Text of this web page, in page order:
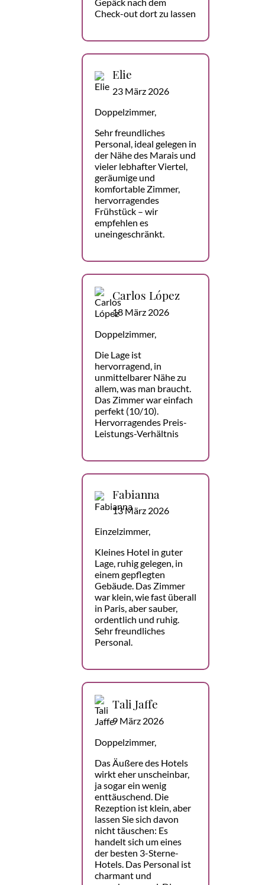
Check-out dort zu lassen
Elie
23 März 2026
Doppelzimmer,
Sehr freundliches
Personal, ideal gelegen in
der Nähe des Marais und
vieler lebhafter Viertel,
geräumige und
komfortable Zimmer,
hervorragendes
Frühstück – wir
empfehlen es
uneingeschränkt.
Carlos López
18 März 2026
Doppelzimmer,
Die Lage ist
hervorragend, in
unmittelbarer Nähe zu
allem, was man braucht.
Das Zimmer war einfach
perfekt (10/10).
Hervorragendes Preis-
Leistungs-Verhältnis
Fabianna
13 März 2026
Einzelzimmer,
Kleines Hotel in guter
Lage, ruhig gelegen, in
einem gepflegten
Gebäude. Das Zimmer
war klein, wie fast überall
in Paris, aber sauber,
ordentlich und ruhig.
Sehr freundliches
Personal.
Tali Jaffe
9 März 2026
Doppelzimmer,
Das Äußere des Hotels
wirkt eher unscheinbar,
ja sogar ein wenig
enttäuschend. Die
Rezeption ist klein, aber
lassen Sie sich davon
nicht täuschen: Es
handelt sich um eines
der besten 3-Sterne-
Hotels. Das Personal ist
charmant und